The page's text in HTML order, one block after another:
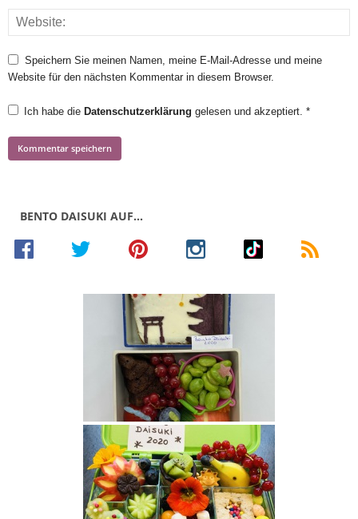
Speichern Sie meinen Namen, meine E-Mail-Adresse und meine
Website für den nächsten Kommentar in diesem Browser.
Ich habe die Datenschutzerklärung gelesen und akzeptiert. *
BENTO DAISUKI AUF…